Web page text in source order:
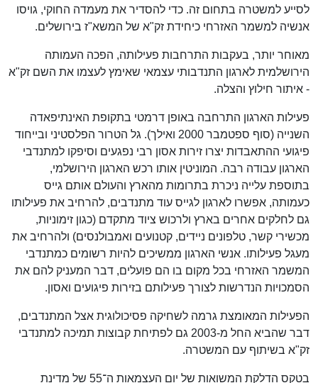
לסייע למשטרה בתחום זה. כדי להסדיר את מעמדה החוקי, גויסו
אנשיה למשמר האזרחי כיחידת זק"א של המשא"ז בירושלים.
מאוחר יותר, בעקבות התרחבות פעילותה, הפכה העמותה
הירושלמית לארגון התנדבותי עצמאי שאימץ לעצמו את השם זק"א
- איתור חילוץ והצלה.
פעילות הארגון התרחבה באופן דרמטי בתקופת האינתיפאדה
השנייה (סוף ספטמבר 2000 ואילך). גל הטרור הפלסטיני ובייחוד
פיגועי ההתאבדות יצרו זירות אסון רבי נפגעים וסיפקו למתנדבי
הארגון עבודה רבה. המוניטין אותו רכש הארגון הירושלמי,
בתוספת עלייה ניכרת בתרומות מהארץ והעולם אותם גייס
כעמותה, אפשרו לארגון לגייס עוד מתנדבים, להרחיב את פעילותו
גם לחלקים אחרים בארץ ולרכוש ציוד מתקדם (כגון זימוניות,
מכשירי קשר, טלפונים ניידים, קטנועים ואמבולנסים) ולהרחיב את
מעגל פעילותו. אנשי הארגון ממשיכים להיות רשומים כמתנדבי
המשמר האזרחי בכל מקום בו הם פועלים, דבר המעניק להם את
הסמכויות הנדרשות לצורך פעילותם בזירות פיגועים ואסון.
הפעילות המאומצת גרמה לשחיקה פסיכולוגית אצל המתנדבים,
דבר שהביא החל מ-2003 גם לפתיחת קבוצות תמיכה למתנדבי
זק"א בשיתוף עם המשטרה.
בטקס הדלקת המשואות של יום העצמאות ה־55 של מדינת